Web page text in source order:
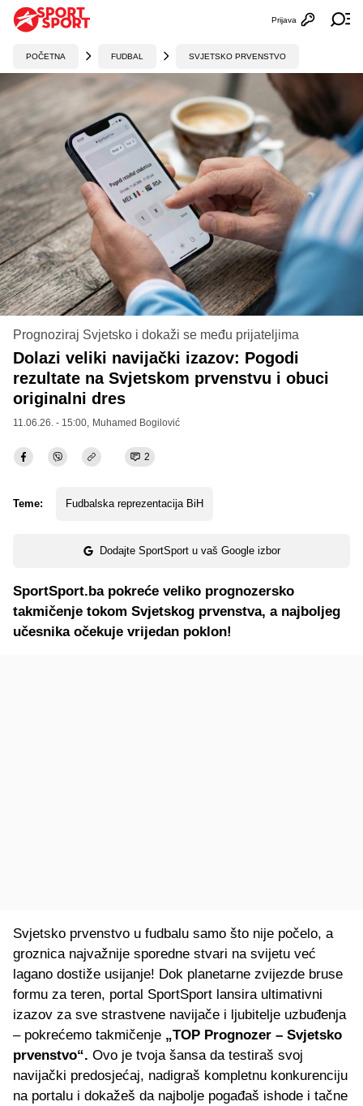
Otvori
Prijava
POČETNA FUDBAL SVJETSKO PRVENSTVO
Prognoziraj Svjetsko i dokaži se među prijateljima
Dolazi veliki navijački izazov: Pogodi
rezultate na Svjetskom prvenstvu i obuci
originalni dres
11.06.26. - 15:00, Muhamed Bogilović
2
Teme: Fudbalska reprezentacija BiH
Dodajte SportSport u vaš Google izbor
SportSport.ba pokreće veliko prognozersko
takmičenje tokom Svjetskog prvenstva, a najboljeg
učesnika očekuje vrijedan poklon!
Svjetsko prvenstvo u fudbalu samo što nije počelo, a
groznica najvažnije sporedne stvari na svijetu već
lagano dostiže usijanje! Dok planetarne zvijezde bruse
formu za teren, portal SportSport lansira ultimativni
izazov za sve strastvene navijače i ljubitelje uzbuđenja
– pokrećemo takmičenje „TOP Prognozer – Svjetsko
prvenstvo“. Ovo je tvoja šansa da testiraš svoj
navijački predosjećaj, nadigraš kompletnu konkurenciju
na portalu i dokažeš da najbolje pogađaš ishode i tačne